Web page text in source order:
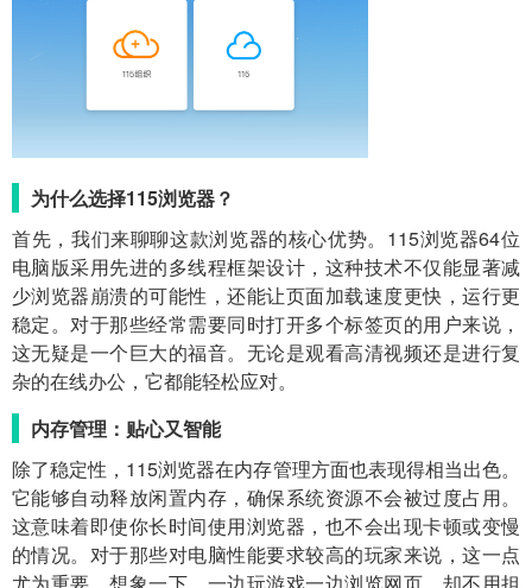
为什么选择115浏览器？
首先，我们来聊聊这款浏览器的核心优势。115浏览器64位
电脑版采用先进的多线程框架设计，这种技术不仅能显著减
少浏览器崩溃的可能性，还能让页面加载速度更快，运行更
稳定。对于那些经常需要同时打开多个标签页的用户来说，
这无疑是一个巨大的福音。无论是观看高清视频还是进行复
杂的在线办公，它都能轻松应对。
内存管理：贴心又智能
除了稳定性，115浏览器在内存管理方面也表现得相当出色。
它能够自动释放闲置内存，确保系统资源不会被过度占用。
这意味着即使你长时间使用浏览器，也不会出现卡顿或变慢
的情况。对于那些对电脑性能要求较高的玩家来说，这一点
尤为重要。想象一下，一边玩游戏一边浏览网页，却不用担